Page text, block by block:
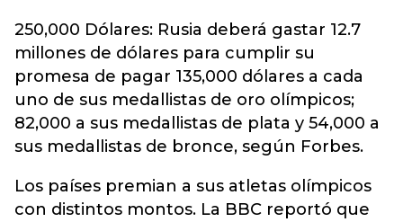
250,000 Dólares: Rusia deberá gastar 12.7
millones de dólares para cumplir su
promesa de pagar 135,000 dólares a cada
uno de sus medallistas de oro olímpicos;
82,000 a sus medallistas de plata y 54,000 a
sus medallistas de bronce, según Forbes.
Los países premian a sus atletas olímpicos
con distintos montos. La BBC reportó que